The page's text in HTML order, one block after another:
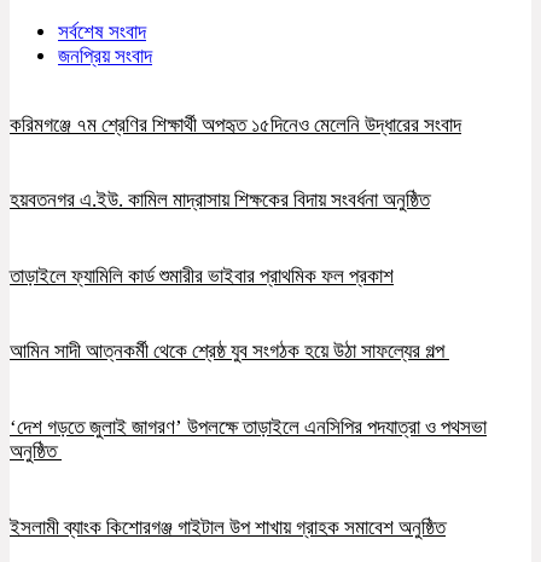
সর্বশেষ সংবাদ
জনপ্রিয় সংবাদ
করিমগঞ্জে ৭ম শ্রেণির শিক্ষার্থী অপহৃত ১৫দিনেও মেলেনি উদ্ধারের সংবাদ
হয়বতনগর এ.ইউ. কামিল মাদ্রাসায় শিক্ষকের বিদায় সংবর্ধনা অনুষ্ঠিত
তাড়াইলে ফ্যামিলি কার্ড শুমারীর ভাইবার প্রাথমিক ফল প্রকাশ
আমিন সাদী আত্নকর্মী থেকে শ্রেষ্ঠ যুব সংগঠক হয়ে উঠা সাফল্যের গল্প
‘দেশ গড়তে জুলাই জাগরণ’ উপলক্ষে তাড়াইলে এনসিপির পদযাত্রা ও পথসভা
অনুষ্ঠিত
ইসলামী ব্যাংক কিশোরগঞ্জ গাইটাল উপ শাখায় গ্রাহক সমাবেশ অনুষ্ঠিত